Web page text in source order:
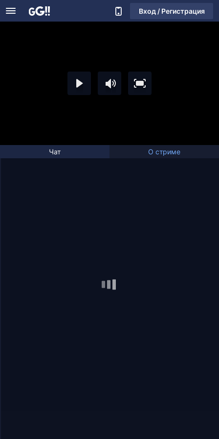
Вход / Регистрация
Чат О стриме